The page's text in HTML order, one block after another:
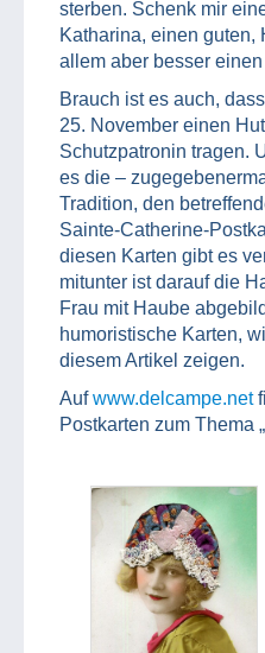
sterben. Schenk mir
Katharina, einen guten,
allem aber besser
Brauch ist es auch,
25. November einen
Schutzpatronin tragen.
es die –
Tradition, den
Sainte-Catherine-
diesen Karten gibt es
mitunter ist darauf die
Frau mit Haube
humoristische Karten,
diesem Artikel zeigen.
Aufwww.delcampe.net
Postkarten zum Thema